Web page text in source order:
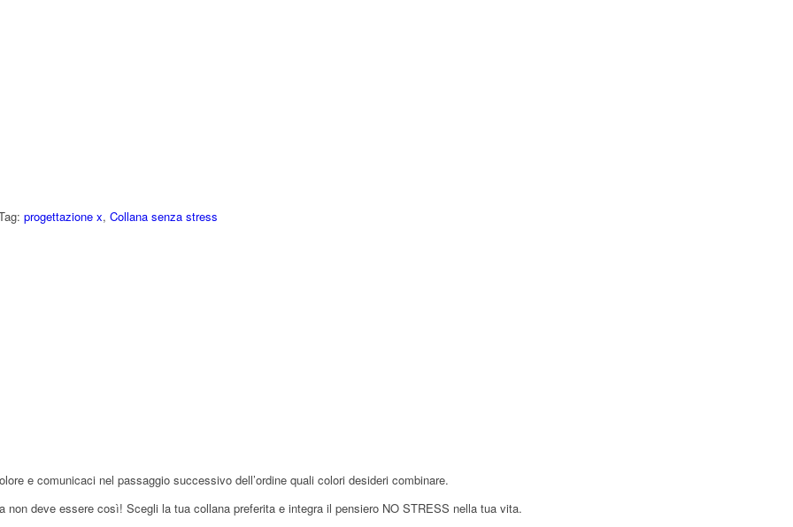
progettazione x, Collana senza stress
e comunicaci nel passaggio successivo dell’ordine quali colori desideri combinare.
non deve essere così! Scegli la tua collana preferita e integra il pensiero NO STRESS nella tua vita.